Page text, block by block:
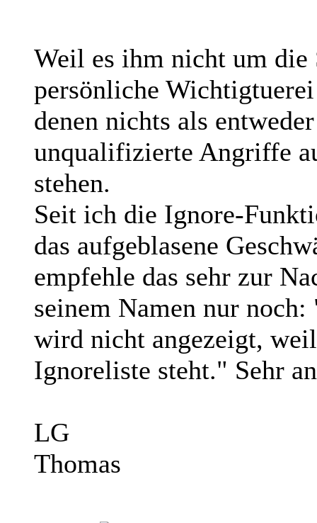
Weil es ihm nicht um die
persönliche
denen nichts als
unqualifizierte Angriffe
stehen.
Seit ich die Ignore-
das aufgeblasene
empfehle das sehr zur
seinem Namen nur
wird nicht angezeigt,
Ignoreliste steht." Sehr
LG
Thomas